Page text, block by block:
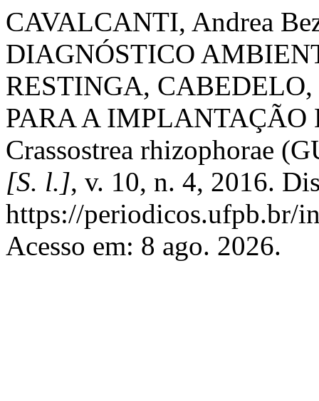
CAVALCANTI, Andrea
DIAGNÓSTICO
RESTINGA,
PARA A IMPLANTAÇÃO
Crassostrea rhizophorae
[S. l.], v. 10, n. 4, 2016.
https://periodicos.ufpb.br/
Acesso em: 8 ago. 2026.